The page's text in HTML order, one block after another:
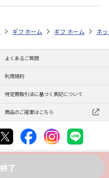
了
ギフト特集 2026 日用品 ＜お中
お中元・夏ギフト特集 2026
ギフトストア お中元・夏ギフト
ホーム ギフトストア お
ホーム ネ
よくあるご質問
利用規約
特定商取引法に基づく表記について
商品のご提案はこちら